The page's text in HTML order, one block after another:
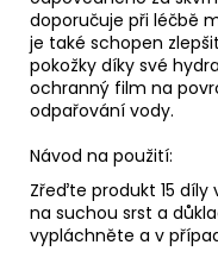
doporučuje při léčbě
je také schopen
pokožky díky své
ochranný film na
odpařování vody.
Návod na použití:
Zřeďte produkt 15 díly
na suchou srst a
vypláchněte a v